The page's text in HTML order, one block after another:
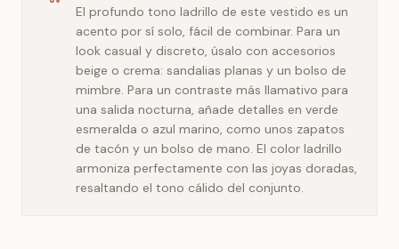
El profundo tono ladrillo de este vestido es un
acento por sí solo, fácil de combinar. Para un
look casual y discreto, úsalo con accesorios
beige o crema: sandalias planas y un bolso de
mimbre. Para un contraste más llamativo para
una salida nocturna, añade detalles en verde
esmeralda o azul marino, como unos zapatos
de tacón y un bolso de mano. El color ladrillo
armoniza perfectamente con las joyas doradas,
resaltando el tono cálido del conjunto.